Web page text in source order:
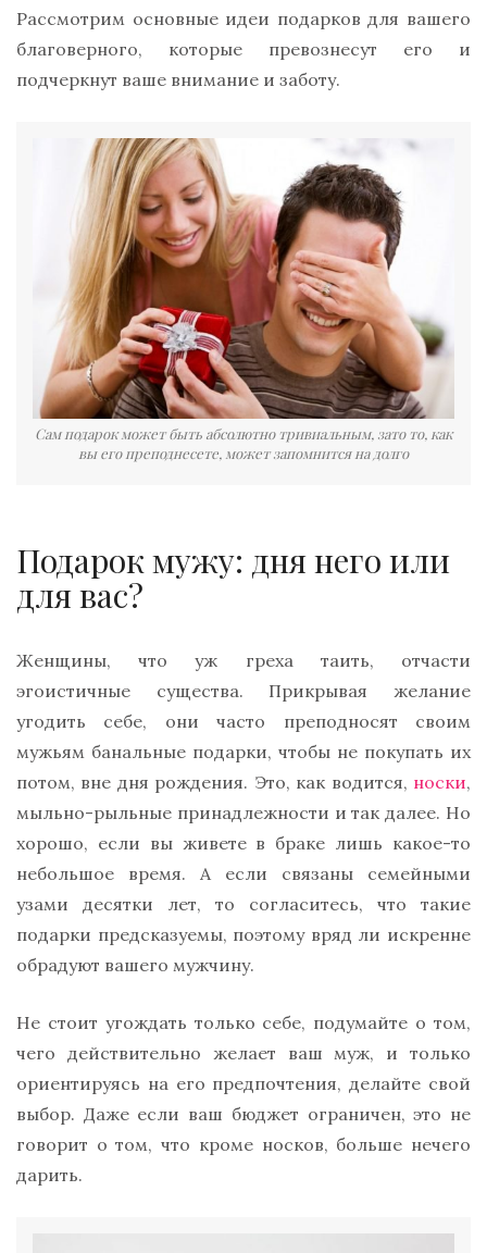
Рассмотрим основные идеи подарков для вашего
благоверного, которые превознесут его и
подчеркнут ваше внимание и заботу.
Сам подарок может быть абсолютно тривиальным, зато то, как
вы его преподнесете, может запомнится на долго
Подарок мужу: дня него или
для вас?
Женщины, что уж греха таить, отчасти
эгоистичные существа. Прикрывая желание
угодить себе, они часто преподносят своим
мужьям банальные подарки, чтобы не покупать их
потом, вне дня рождения. Это, как водится, носки,
мыльно-рыльные принадлежности и так далее. Но
хорошо, если вы живете в браке лишь какое-то
небольшое время. А если связаны семейными
узами десятки лет, то согласитесь, что такие
подарки предсказуемы, поэтому вряд ли искренне
обрадуют вашего мужчину.
Не стоит угождать только себе, подумайте о том,
чего действительно желает ваш муж, и только
ориентируясь на его предпочтения, делайте свой
выбор. Даже если ваш бюджет ограничен, это не
говорит о том, что кроме носков, больше нечего
дарить.